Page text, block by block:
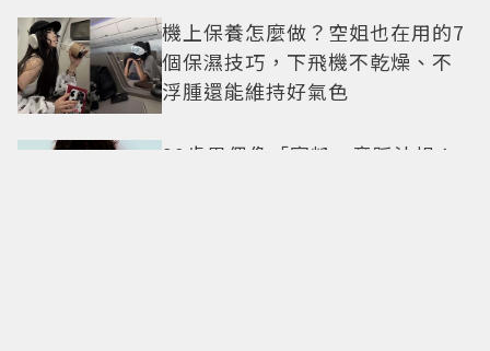
機上保養怎麼做？空姐也在用的7
個保濕技巧，下飛機不乾燥、不
浮腫還能維持好氣色
29歲男偶像「寵粉」竟踩法規！